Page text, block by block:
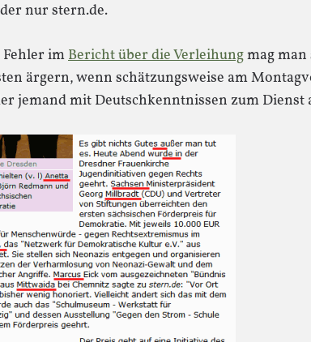
nur stern.de.
imBericht über die Verleihungmag
ärgern, wenn schätzungsweise am
jemand mit Deutschkenntnissen zum Dienst